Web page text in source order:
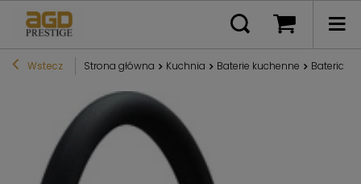
Wstecz Strona główna Kuchnia Baterie kuchenne Bateria